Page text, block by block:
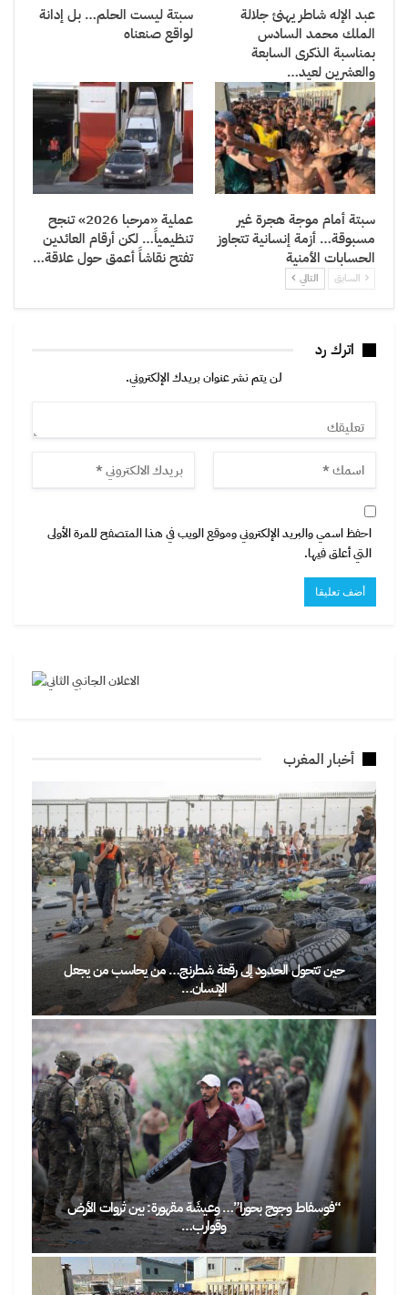
عبد الإله شاطر يهنئ جلالة
الملك محمد السادس
بمناسبة الذكرى السابعة
والعشرين لعيد…
سبتة ليست الحلم… بل إدانة
لواقع صنعناه
سبتة أمام موجة هجرة غير
مسبوقة… أزمة إنسانية تتجاوز
الحسابات الأمنية
عملية «مرحبا 2026» تنجح
تنظيمياً… لكن أرقام العائدين
تفتح نقاشاً أعمق حول علاقة…
السابق التالي
اترك رد
لن يتم نشر عنوان بريدك الإلكتروني.
احفظ اسمي والبريد الإلكتروني وموقع الويب في هذا المتصفح للمرة الأولى
التي أعلق فيها.
أخبار المغرب
حين تتحول الحدود إلى رقعة شطرنج… من يحاسب من يجعل
الإنسان…
“فوسفاط وجوج بحورا”… وعيشَة مقهورة: بين ثروات الأرض
وقوارب…